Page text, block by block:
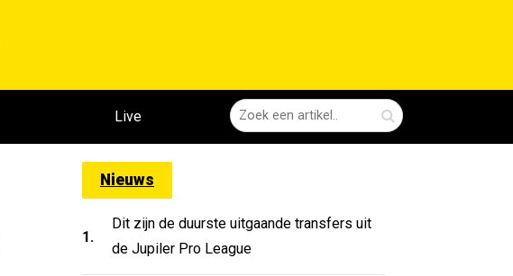
Live
Nieuws
1.
Dit zijn de duurste uitgaande transfers uit
de Jupiler Pro League